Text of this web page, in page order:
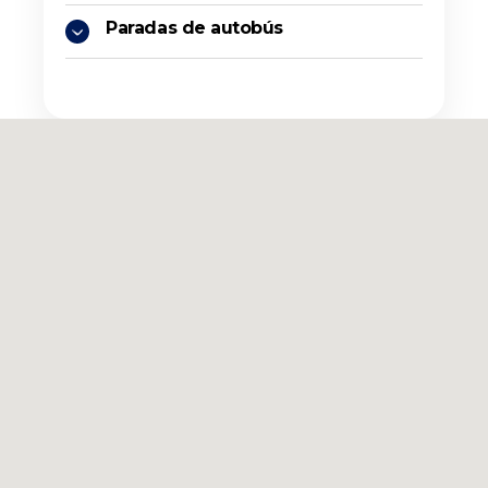
Paradas de autobús